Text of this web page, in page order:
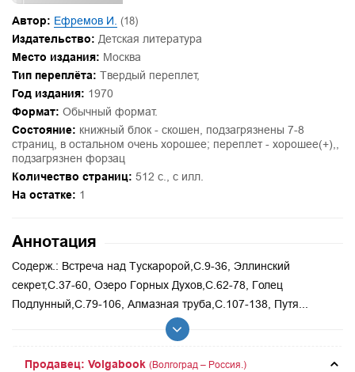
Автор: Ефремов И. (18)
Издательство: Детская литература
Место издания: Москва
Тип переплёта: Твердый переплет,
Год издания: 1970
Формат: Обычный формат.
Состояние: книжный блок - скошен, подзагрязнены 7-8
страниц, в остальном очень хорошее; переплет - хорошее(+),,
подзагрязнен форзац
Количество страниц: 512 с., с илл.
На остатке: 1
Аннотация
Содерж.: Встреча над Тускаророй,С.9-36, Эллинский
секрет,С.37-60, Озеро Горных Духов,С.62-78, Голец
Подлунный,С.79-106, Алмазная труба,С.107-138, Путя...
Продавец: Volgabook (Волгоград – Россия.)